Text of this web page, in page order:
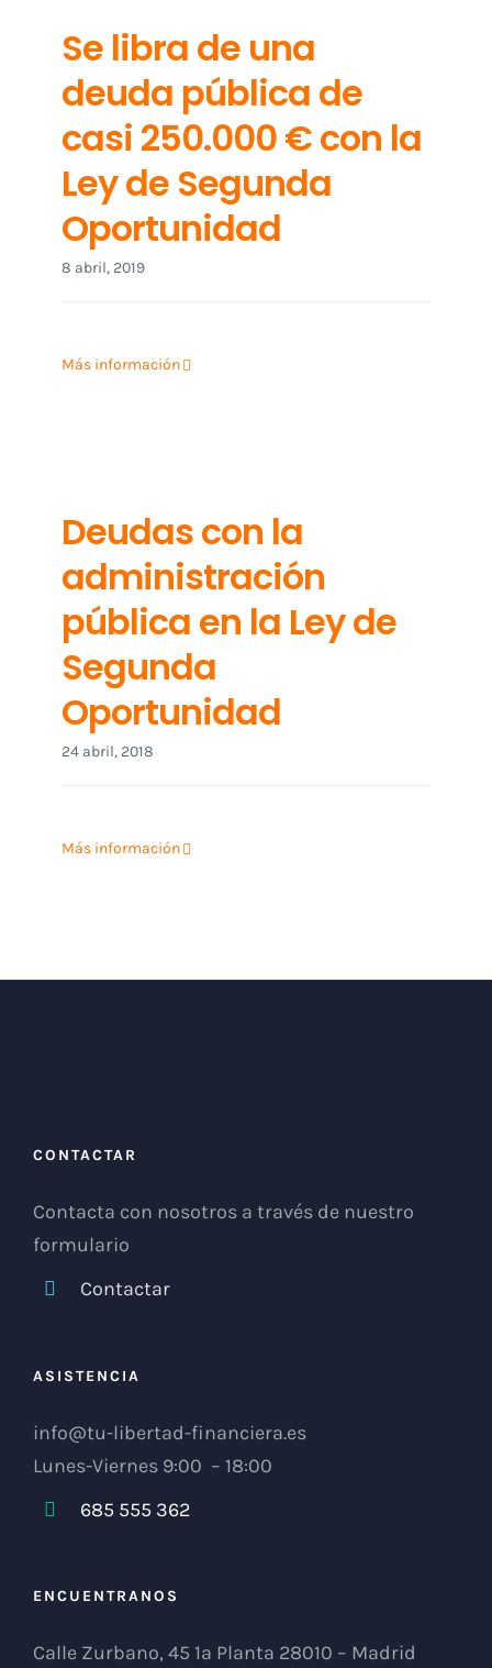
Se libra de una
deuda pública de
casi 250.000 € con la
Ley de Segunda
Oportunidad
8 abril, 2019
Más información
Deudas con la
administración
pública en la Ley de
Segunda
Oportunidad
24 abril, 2018
Más información
CONTACTAR
Contacta con nosotros a través de nuestro
formulario
Contactar
ASISTENCIA
info@tu-libertad-financiera.es
Lunes-Viernes 9:00 – 18:00
685 555 362
ENCUENTRANOS
Calle Zurbano, 45 1ª Planta 28010 – Madrid